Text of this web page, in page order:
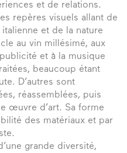
et de relations.
repères visuels allant de
et de la nature
au vin millésimé, aux
et à la musique
beaucoup étant
D’autres sont
réassemblées, puis
œuvre d’art. Sa forme
des matériaux et par
grande diversité,